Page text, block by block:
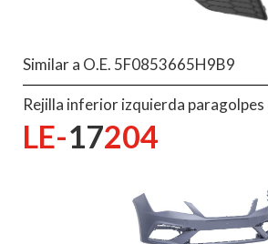
Similar a O.E. 5F0853665H9B9
Rejilla inferior izquierda
LE-17204